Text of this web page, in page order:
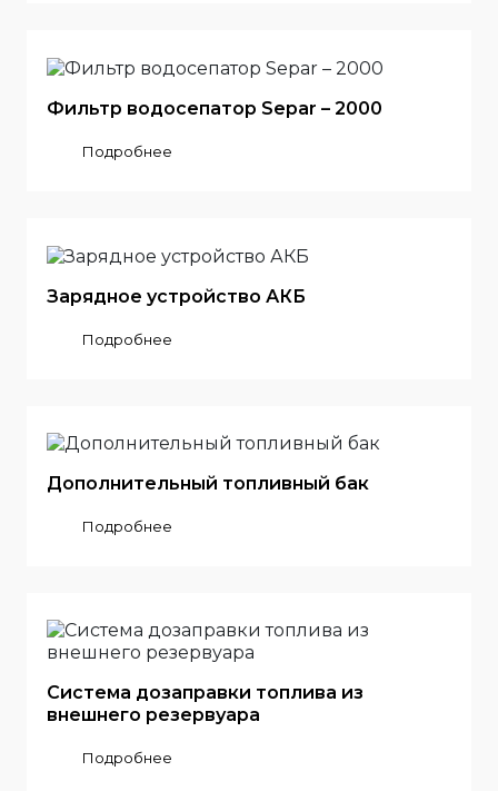
Фильтр водосепатор Separ – 2000
Подробнее
Зарядное устройство АКБ
Подробнее
Дополнительный топливный бак
Подробнее
Система дозаправки топлива из
внешнего резервуара
Подробнее